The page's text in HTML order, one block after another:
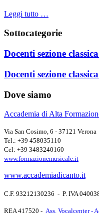
Leggi tutto …
Sottocategorie
Docenti sezione
Docenti sezione
Dove siamo
Accademia di Alta
Via San Cosimo, 6 - 37121 Verona
Tel.: +39 458035110
Cel: +39 3483240160
www.formazionemusicale.it
www.accademiadicanto.it
C.F. 93212130236 - P. IVA
REA 417520 - Ass. Vocalcenter -